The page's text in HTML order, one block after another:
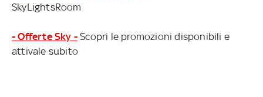
SkyLightsRoom
- Offerte Sky - Scopri le promozioni disponibili e
attivale subito